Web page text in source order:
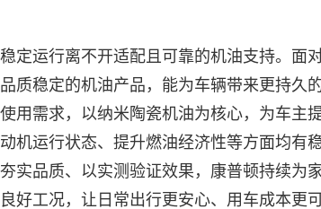
运行离不开适配且可靠的机油支持。面
质稳定的机油产品，能为车辆带来更持久
用需求，以纳米陶瓷机油为核心，为车主
机运行状态、提升燃油经济性等方面均有
实品质、以实测验证效果，康普顿持续为
好工况，让日常出行更安心、用车成本更